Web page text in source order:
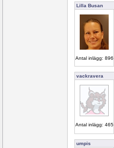
Lilla Busan
Antal inlägg: 896
vackravera
Antal inlägg: 465
umpis